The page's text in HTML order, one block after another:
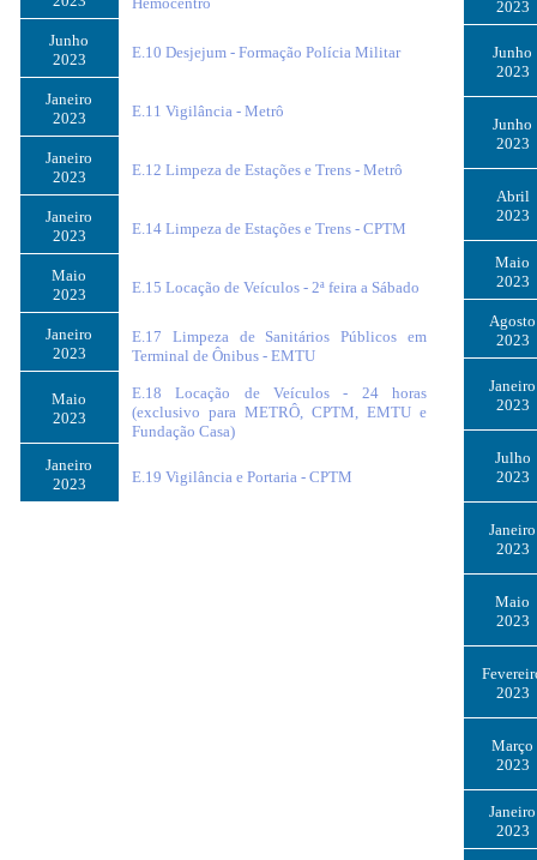
Junho
2023
E.10 Desjejum - Formação Polícia Militar
Janeiro
2023
E.11 Vigilância - Metrô
Janeiro
2023
E.12 Limpeza de Estações e Trens - Metrô
Janeiro
2023
E.14 Limpeza de Estações e Trens - CPTM
Maio
2023
E.15 Locação de Veículos - 2ª feira a Sábado
Janeiro
2023
E.17 Limpeza de Sanitários Públicos em
Terminal de Ônibus - EMTU
Maio
2023
E.18 Locação de Veículos - 24 horas
(exclusivo para METRÔ, CPTM, EMTU e
Fundação Casa)
Janeiro
2023
E.19 Vigilância e Portaria - CPTM
2023
Junho
2023
Junho
2023
Abril
2023
Maio
2023
Agosto
2023
Janeiro
2023
Julho
2023
Janeiro
2023
Maio
2023
2023
Março
2023
Janeiro
2023